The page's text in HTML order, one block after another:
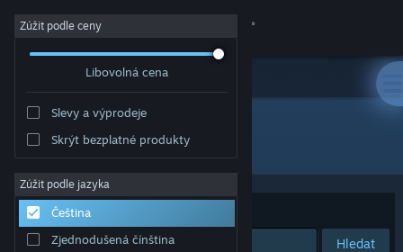
Přihlásit se
Komunita
Informace
Podpora
Zúžit podle ceny
Libovolná cena
Slevy a výprodeje
Skrýt bezplatné produkty
Zúžit podle jazyka
Čeština
Zjednodušená čínština
Vývojář: 電脳遊戯最高会議
Seřadit podle
Hledat